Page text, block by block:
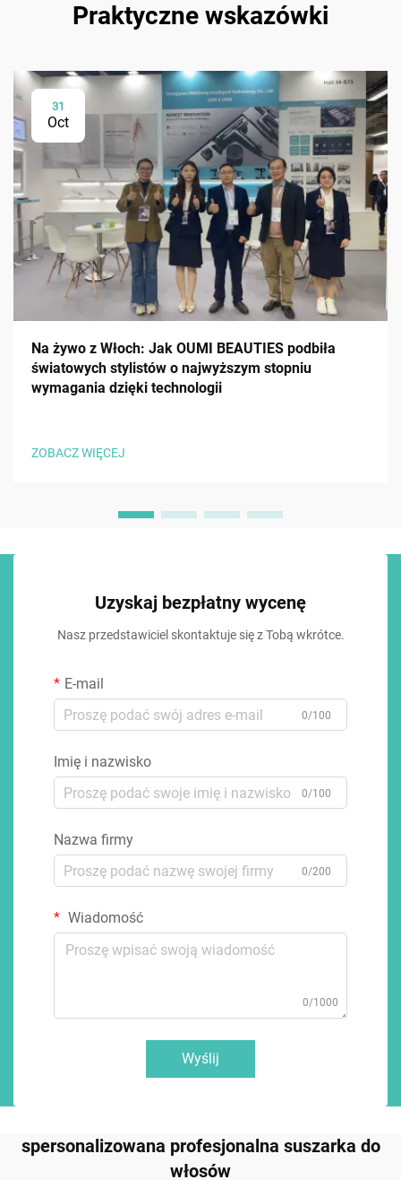
Praktyczne wskazówki
31
Oct
Na żywo z Włoch: Jak OUMI BEAUTIES podbiła
światowych stylistów o najwyższym stopniu
wymagania dzięki technologii
ZOBACZ WIĘCEJ
Uzyskaj bezpłatny wycenę
Nasz przedstawiciel skontaktuje się z Tobą wkrótce.
E-mail
0/100
Imię i nazwisko
0/100
Nazwa firmy
0/200
Wiadomość
0/1000
Wyślij
spersonalizowana profesjonalna suszarka do
włosów